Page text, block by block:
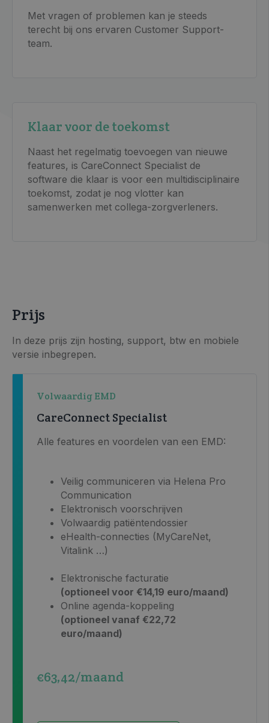
Met vragen of problemen kan je steeds
terecht bij ons ervaren Customer Support-
team.
Klaar voor de toekomst
Naast het regelmatig toevoegen van nieuwe
features, is CareConnect Specialist de
software die klaar is voor een multidisciplinaire
toekomst, zodat je nog vlotter kan
samenwerken met collega-zorgverleners.
Prijs
In deze prijs zijn hosting, support, btw en mobiele
versie inbegrepen.
Volwaardig EMD
CareConnect Specialist
Alle features en voordelen van een EMD:
Veilig communiceren via Helena Pro
Communication
Elektronisch voorschrijven
Volwaardig patiëntendossier
eHealth-connecties (MyCareNet,
Vitalink …)
Elektronische facturatie
(optioneel voor €14,19 euro/maand)
Online agenda-koppeling
(optioneel vanaf €22,72
euro/maand)
€63,42/maand